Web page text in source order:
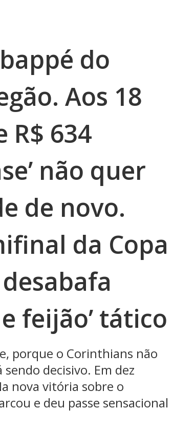
do
Aos 18
R$ 634
não quer
de novo.
da Copa
feijão’ tático
porque o Corinthians não
decisivo. Em dez
nova vitória sobre o
e deu passe sensacional